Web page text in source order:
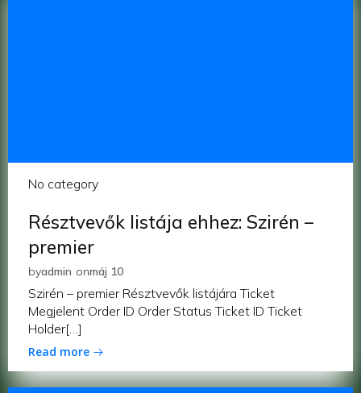
No category
Résztvevők listája ehhez: Szirén –
premier
byadmin onmáj 10
Szirén – premier Résztvevők listájára Ticket
Megjelent Order ID Order Status Ticket ID Ticket
Holder[…]
Read more